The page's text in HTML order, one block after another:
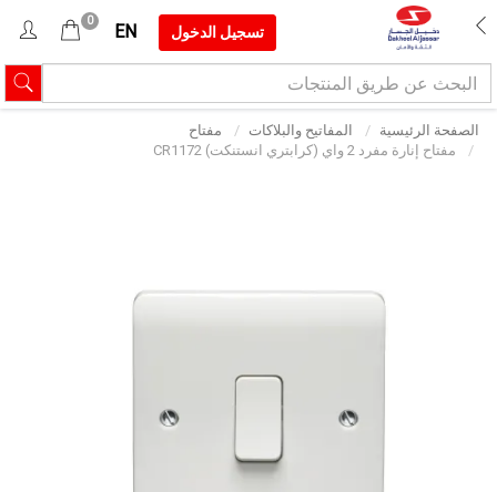
تسجيل الدخول EN
0
الصفحة الرئيسية المفاتيح والبلاكات
مفتاح
مفتاح إنارة مفرد 2 واي (كرابتري انستنكت) CR1172